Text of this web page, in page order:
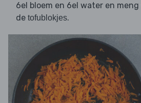
6el bloem en 6el water en
de tofublokjes.